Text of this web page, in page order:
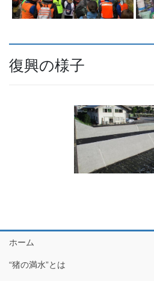
復興の様子
ホーム
“猪の満水”とは